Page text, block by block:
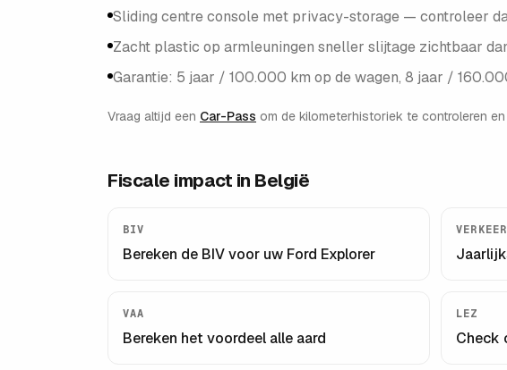
Sliding centre console met privacy-storage — controleer
Zacht plastic op armleuningen sneller slijtage zichtbaar
Garantie: 5 jaar / 100.000 km op de wagen, 8 jaar /
Vraag altijd een Car-Pass om de kilometerhistoriek te controleren
Fiscale impact in België
BIV
Bereken de BIV voor uw Ford Explorer
VAA
Bereken het voordeel alle aard
LEZ
Check